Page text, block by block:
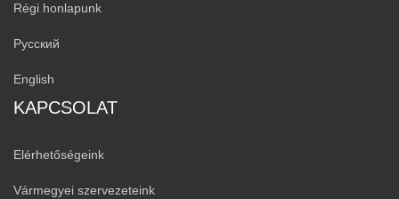
Régi honlapunk
Русский
English
KAPCSOLAT
Elérhetőségeink
Vármegyei szervezeteink